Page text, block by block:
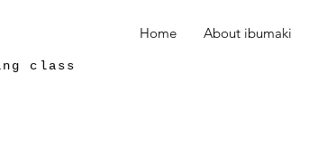
Home About ibumaki
class